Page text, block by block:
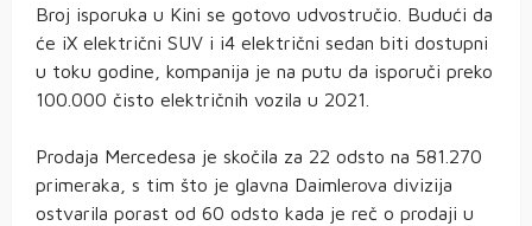
Broj isporuka u Kini se gotovo udvostručio. Budući da
će iX električni SUV i i4 električni sedan biti dostupni
u toku godine, kompanija je na putu da isporuči preko
100.000 čisto električnih vozila u 2021.
Prodaja Mercedesa je skočila za 22 odsto na 581.270
primeraka, s tim što je glavna Daimlerova divizija
ostvarila porast od 60 odsto kada je reč o prodaji u